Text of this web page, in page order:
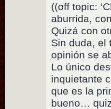
((off topic:
aburrida,
Quizá con
Sin duda, el
opinión se
Lo único
inquietante
que es la
bueno…